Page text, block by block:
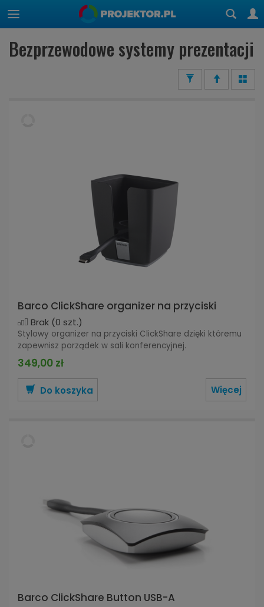
Bezprzewodowe systemy prezentacji
Barco ClickShare organizer na przyciski
Brak (0 szt.)
Stylowy organizer na przyciski ClickShare dzięki któremu
zapewnisz porządek w sali konferencyjnej.
349,00 zł
Do koszyka Więcej
Barco ClickShare Button USB-A